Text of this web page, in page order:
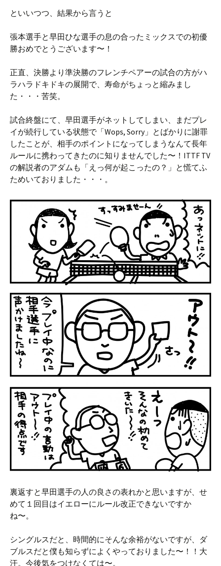
といいつつ、結果から言うと
張本選手と早田ひな選手の息の合ったミックスでの初優
勝おめでとうございます〜！
正直、決勝より準決勝のフレンチペアーの試合の方がハ
ラハラドキドキの展開で、寿命がちょっと縮みまし
た・・・苦笑。
試合終盤にて、早田選手がネットしてしまい、まだプレ
イが続行している状態で「Wops, Sorry」とばかりに謝罪
したことが、相手のポイントになってしまうなんて長年
ルールに携わってきたのに知りませんでした〜！ITTF TV
の解説者のアダムも「えっ何が起こったの？」と慌てふ
ためいておりました・・・。
裏返すと早田選手の人の良さの表れかと思いますが、せ
めて１回目はイエローにルール改正できないですか
ね〜。
シングルスだと、時間的にそんな余裕がないですが、ダ
ブルスだと僕も知らずによくやっておりました〜！！大
汗。今後気をつけなくては〜。